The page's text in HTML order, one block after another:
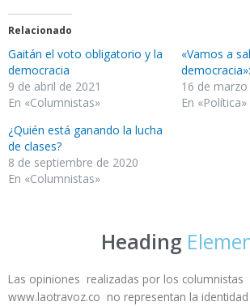
Relacionado
Gaitán el voto obligatorio y la
democracia
9 de abril de 2021
En «Columnistas»
«Vamos a
16 de
En «Política»
¿Quién está ganando la lucha
de clases?
8 de septiembre de 2020
En «Columnistas»
Heading
Las opiniones realizadas por los columnistas
www.laotravoz.co no representan la